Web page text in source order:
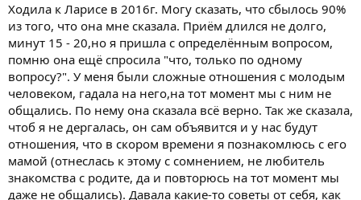
Ходила к Ларисе в 2016г. Могу сказать, что сбылось 90%
из того, что она мне сказала. Приём длился не долго,
минут 15 - 20,но я пришла с определённым вопросом,
помню она ещё спросила "что, только по одному
вопросу?". У меня были сложные отношения с молодым
человеком, гадала на него,на тот момент мы с ним не
общались. По нему она сказала всё верно. Так же сказала,
чтоб я не дергалась, он сам объявится и у нас будут
отношения, что в скором времени я познакомлюсь с его
мамой (отнеслась к этому с сомнением, не любитель
знакомства с родите, да и повторюсь на тот момент мы
даже не общались). Давала какие-то советы от себя, как